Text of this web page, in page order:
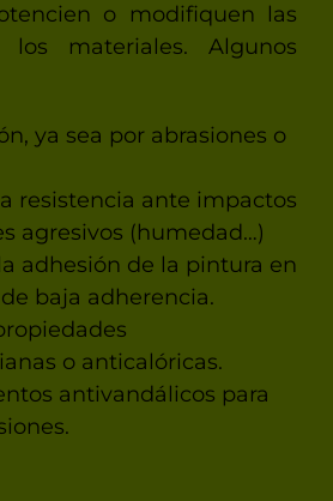
o modifiquen las
los materiales. Algunos
ya sea por abrasiones o
resistencia ante impactos
agresivos (humedad…)
adhesión de la pintura en
baja adherencia.
o anticalóricas.
antivandálicos para